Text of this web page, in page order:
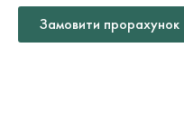
Замовити прорахунок